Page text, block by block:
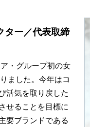
ター／代表取締
・グループ初の女
ました。今年はコ
活気を取り戻した
せることを目標に
要ブランドである